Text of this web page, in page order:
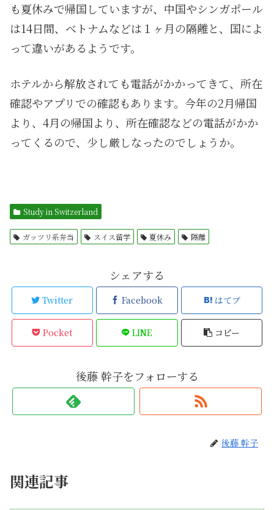
も夏休みで帰国していますが、中国やシンガポール
は14日間、ベトナムなどは１ヶ月の隔離と、国によ
って違いがあるようです。
ホテルから解放されても電話がかかってきて、所在
確認やアプリでの確認もあります。今年の2月帰国
より、4月の帰国より、所在確認などの電話がかか
ってくるので、少し厳しなったのでしょうか。
Study in Switzerland
ガッツリ系弁当 スイス留学 夏休み 隔離
シェアする
Twitter Facebook はてブ
Pocket LINE コピー
後藤 幹子をフォローする
後藤 幹子
関連記事